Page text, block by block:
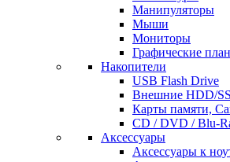
Манипуляторы
Мыши
Мониторы
Графические
Накопители
USB Flash Drive
Внешние HDD/
Карты памяти,
CD / DVD / Blu-
Аксессуары
Аксессуары к